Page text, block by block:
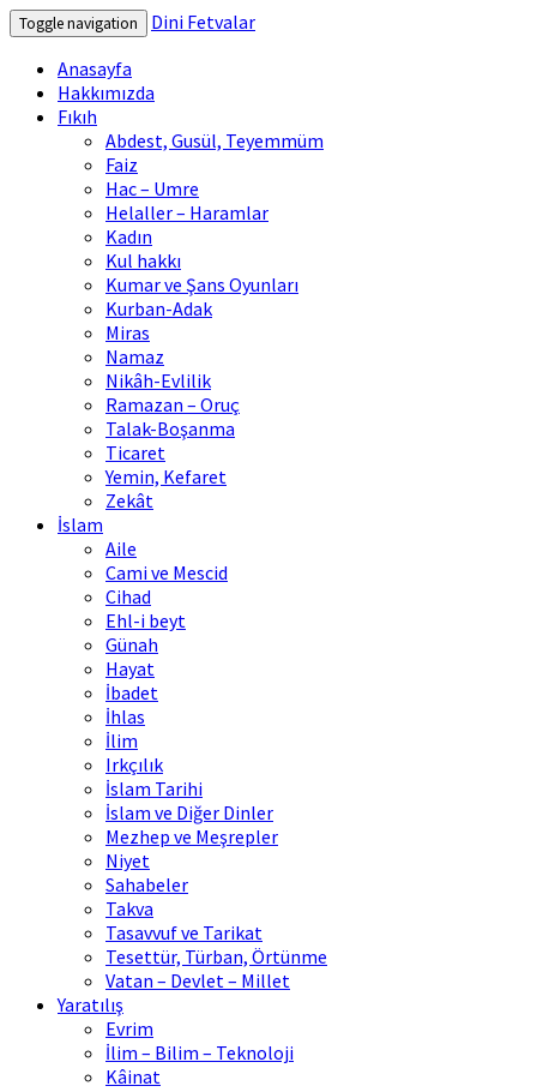
Toggle navigation
Dini Fetvalar
Anasayfa
Hakkımızda
Fıkıh
Abdest, Gusül, Teyemmüm
Faiz
Hac – Umre
Helaller – Haramlar
Kadın
Kul hakkı
Kumar ve Şans Oyunları
Kurban-Adak
Miras
Namaz
Nikâh-Evlilik
Ramazan – Oruç
Talak-Boşanma
Ticaret
Yemin, Kefaret
Zekât
İslam
Aile
Cami ve Mescid
Cihad
Ehl-i beyt
Günah
Hayat
İbadet
İhlas
İlim
Irkçılık
İslam Tarihi
İslam ve Diğer Dinler
Mezhep ve Meşrepler
Niyet
Sahabeler
Takva
Tasavvuf ve Tarikat
Tesettür, Türban, Örtünme
Vatan – Devlet – Millet
Yaratılış
Evrim
İlim – Bilim – Teknoloji
Kâinat